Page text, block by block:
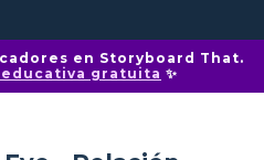
en Storyboard That.
gratuita ✨